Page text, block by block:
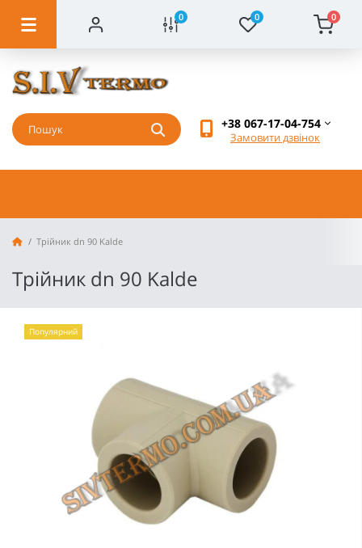
0 0 0
+38 067-17-04-754
Замовити дзвінок
Трійник dn 90 Kalde
Трійник dn 90 Kalde
Популярний